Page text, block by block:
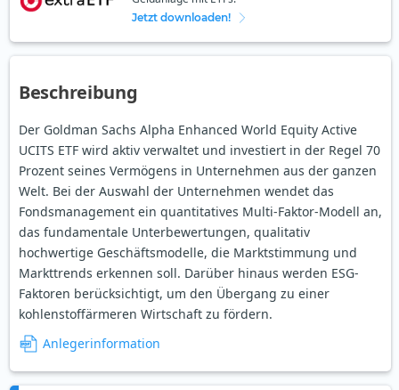
Jetzt downloaden!
Beschreibung
Der Goldman Sachs Alpha Enhanced World Equity Active
UCITS ETF wird aktiv verwaltet und investiert in der Regel 70
Prozent seines Vermögens in Unternehmen aus der ganzen
Welt. Bei der Auswahl der Unternehmen wendet das
Fondsmanagement ein quantitatives Multi-Faktor-Modell an,
das fundamentale Unterbewertungen, qualitativ
hochwertige Geschäftsmodelle, die Marktstimmung und
Markttrends erkennen soll. Darüber hinaus werden ESG-
Faktoren berücksichtigt, um den Übergang zu einer
kohlenstoffärmeren Wirtschaft zu fördern.
Anlegerinformation